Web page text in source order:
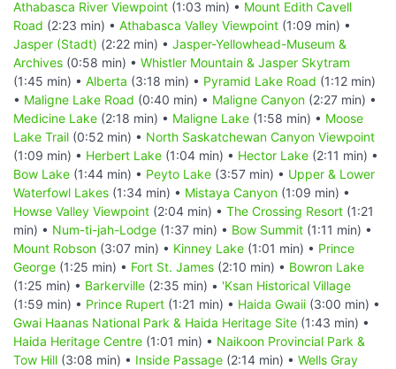
Athabasca River Viewpoint (1:03 min) • Mount Edith Cavell
Road (2:23 min) • Athabasca Valley Viewpoint (1:09 min) •
Jasper (Stadt) (2:22 min) • Jasper-Yellowhead-Museum &
Archives (0:58 min) • Whistler Mountain & Jasper Skytram
(1:45 min) • Alberta (3:18 min) • Pyramid Lake Road (1:12 min)
• Maligne Lake Road (0:40 min) • Maligne Canyon (2:27 min) •
Medicine Lake (2:18 min) • Maligne Lake (1:58 min) • Moose
Lake Trail (0:52 min) • North Saskatchewan Canyon Viewpoint
(1:09 min) • Herbert Lake (1:04 min) • Hector Lake (2:11 min) •
Bow Lake (1:44 min) • Peyto Lake (3:57 min) • Upper & Lower
Waterfowl Lakes (1:34 min) • Mistaya Canyon (1:09 min) •
Howse Valley Viewpoint (2:04 min) • The Crossing Resort (1:21
min) • Num-ti-jah-Lodge (1:37 min) • Bow Summit (1:11 min) •
Mount Robson (3:07 min) • Kinney Lake (1:01 min) • Prince
George (1:25 min) • Fort St. James (2:10 min) • Bowron Lake
(1:25 min) • Barkerville (2:35 min) • 'Ksan Historical Village
(1:59 min) • Prince Rupert (1:21 min) • Haida Gwaii (3:00 min) •
Gwai Haanas National Park & Haida Heritage Site (1:43 min) •
Haida Heritage Centre (1:01 min) • Naikoon Provincial Park &
Tow Hill (3:08 min) • Inside Passage (2:14 min) • Wells Gray